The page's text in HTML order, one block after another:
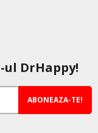
DrHappy!
ABONEAZA-TE!